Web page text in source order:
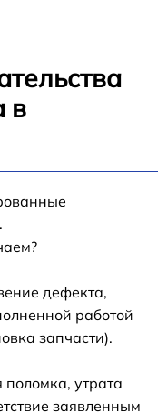
в
дефекта,
работой
запчасти).
утрата
заявленным